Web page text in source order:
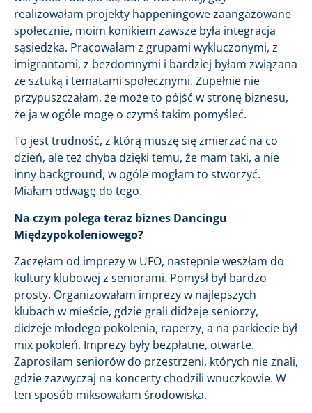
realizowałam projekty happeningowe zaangażowane
społecznie, moim konikiem zawsze była integracja
sąsiedzka. Pracowałam z grupami wykluczonymi, z
imigrantami, z bezdomnymi i bardziej byłam związana
ze sztuką i tematami społecznymi. Zupełnie nie
przypuszczałam, że może to pójść w stronę biznesu,
że ja w ogóle mogę o czymś takim pomyśleć.
To jest trudność, z którą muszę się zmierzać na co
dzień, ale też chyba dzięki temu, że mam taki, a nie
inny background, w ogóle mogłam to stworzyć.
Miałam odwagę do tego.
Na czym polega teraz biznes Dancingu
Międzypokoleniowego?
Zaczęłam od imprezy w UFO, następnie weszłam do
kultury klubowej z seniorami. Pomysł był bardzo
prosty. Organizowałam imprezy w najlepszych
klubach w mieście, gdzie grali didżeje seniorzy,
didżeje młodego pokolenia, raperzy, a na parkiecie był
mix pokoleń. Imprezy były bezpłatne, otwarte.
Zaprosiłam seniorów do przestrzeni, których nie znali,
gdzie zazwyczaj na koncerty chodzili wnuczkowie. W
ten sposób miksowałam środowiska.